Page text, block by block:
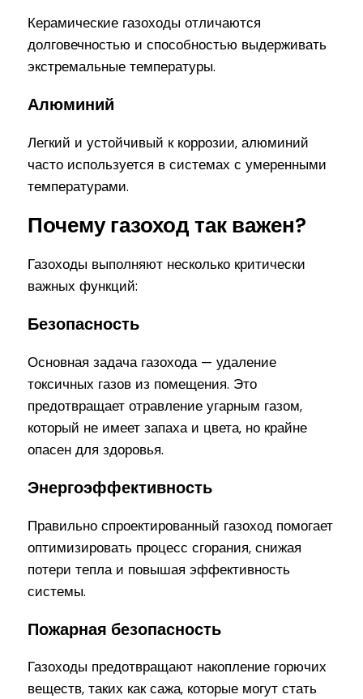
Керамические газоходы отличаются
долговечностью и способностью выдерживать
экстремальные температуры.
Алюминий
Легкий и устойчивый к коррозии, алюминий
часто используется в системах с умеренными
температурами.
Почему газоход так важен?
Газоходы выполняют несколько критически
важных функций:
Безопасность
Основная задача газохода — удаление
токсичных газов из помещения. Это
предотвращает отравление угарным газом,
который не имеет запаха и цвета, но крайне
опасен для здоровья.
Энергоэффективность
Правильно спроектированный газоход помогает
оптимизировать процесс сгорания, снижая
потери тепла и повышая эффективность
системы.
Пожарная безопасность
Газоходы предотвращают накопление горючих
веществ, таких как сажа, которые могут стать